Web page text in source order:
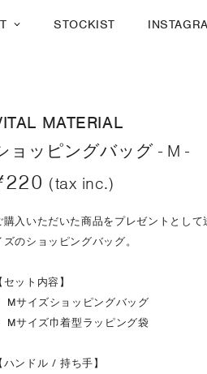
STOCKIST
MATERIAL
ョッピングバッグ - M -
(tax inc.)
購入いただいた商品をプレゼントとし
ズのショッピングバッグ。
【セット内容】
Mサイズショッピングバッグ
Mサイズ巾着型ラッピング袋
【ハンドル / 持ち手】